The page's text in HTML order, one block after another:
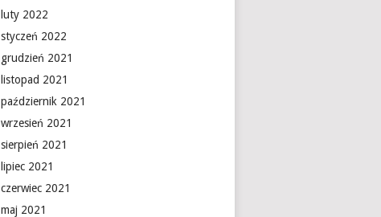
luty 2022
styczeń 2022
grudzień 2021
listopad 2021
październik 2021
wrzesień 2021
sierpień 2021
lipiec 2021
czerwiec 2021
maj 2021